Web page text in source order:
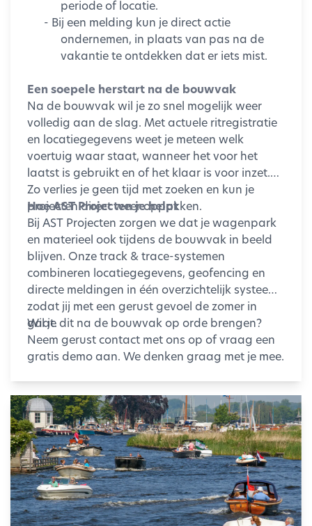
periode of locatie.
- Bij een melding kun je direct actie
ondernemen, in plaats van pas na de
vakantie te ontdekken dat er iets mist.
Een soepele herstart na de bouwvak
Na de bouwvak wil je zo snel mogelijk weer
volledig aan de slag. Met actuele ritregistratie
en locatiegegevens weet je meteen welk
voertuig waar staat, wanneer het voor het
laatst is gebruikt en of het klaar is voor inzet.
Zo verlies je geen tijd met zoeken en kun je
projecten direct weer oppakken.
Hoe AST Projecten je helpt
Bij AST Projecten zorgen we dat je wagenpark
en materieel ook tijdens de bouwvak in beeld
blijven. Onze track & trace-systemen
combineren locatiegegevens, geofencing en
directe meldingen in één overzichtelijk systeem,
zodat jij met een gerust gevoel de zomer in
gaat.
Wil je dit na de bouwvak op orde brengen?
Neem gerust contact met ons op of vraag een
gratis demo aan. We denken graag met je mee.